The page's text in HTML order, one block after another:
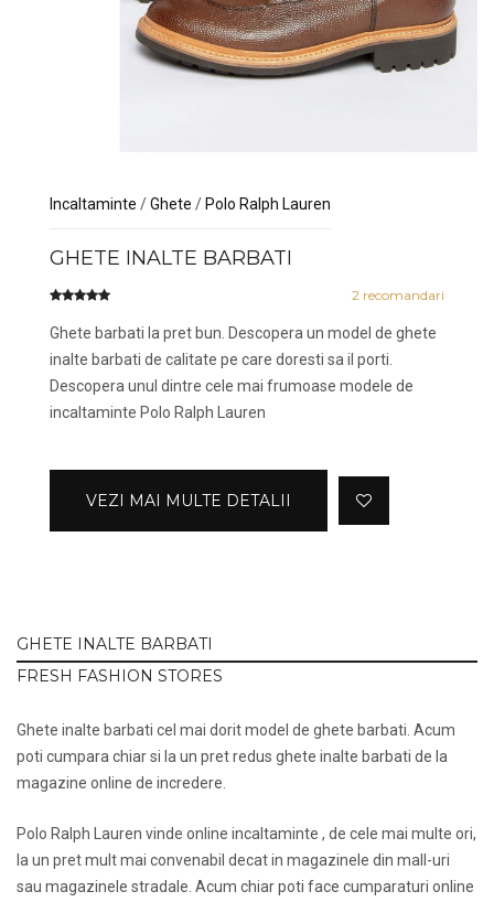
Incaltaminte /Ghete /Polo Ralph Lauren
GHETE INALTE BARBATI
2 recomandari
Ghete barbati la pret bun. Descopera un model de ghete
inalte barbati de calitate pe care doresti sa il porti.
Descopera unul dintre cele mai frumoase modele de
incaltaminte Polo Ralph Lauren
VEZI MAI MULTE DETALII
GHETE INALTE BARBATI
FRESH FASHION STORES
Ghete inalte barbati cel mai dorit model de ghete barbati. Acum
poti cumpara chiar si la un pret redus ghete inalte barbati de la
magazine online de incredere.
Polo Ralph Lauren vinde online incaltaminte , de cele mai multe ori,
la un pret mult mai convenabil decat in magazinele din mall-uri
sau magazinele stradale. Acum chiar poti face cumparaturi online